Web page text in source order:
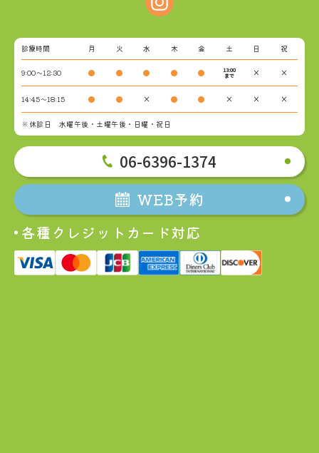
診療時間 月 火 水 木 金 土 日 祝
9:00～12:30 ● ● ● ● ●
13:00
まで
× ×
14:45～18:15 ● ● × ● ● × × ×
※休診日 水曜午後・土曜午後・日曜・祝日
06-6396-1374
WEB予約
各種クレジットカード対応